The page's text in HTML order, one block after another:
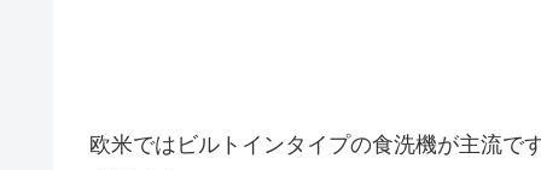
欧米ではビルトインタイプの食洗機が主流で